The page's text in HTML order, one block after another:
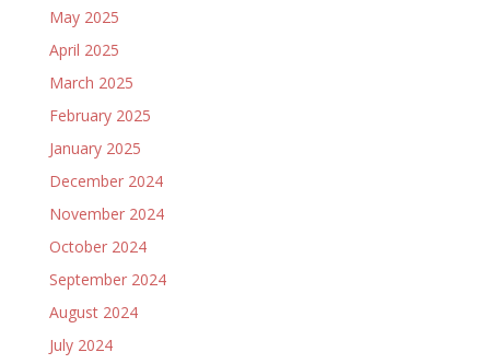
May 2025
April 2025
March 2025
February 2025
January 2025
December 2024
November 2024
October 2024
September 2024
August 2024
July 2024